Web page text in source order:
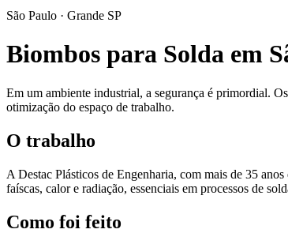
São Paulo · Grande SP
Biombos para Solda em
Em um ambiente industrial, a segurança é primordial.
otimização do espaço de trabalho.
O trabalho
A Destac Plásticos de Engenharia, com mais de 35
faíscas, calor e radiação, essenciais em processos de
Como foi feito